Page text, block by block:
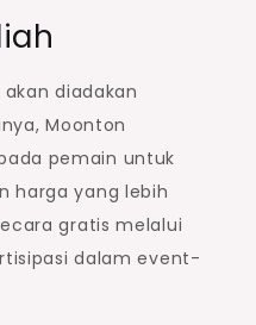
diadakan
Moonton
pemain untuk
harga yang lebih
gratis melalui
dalam event-